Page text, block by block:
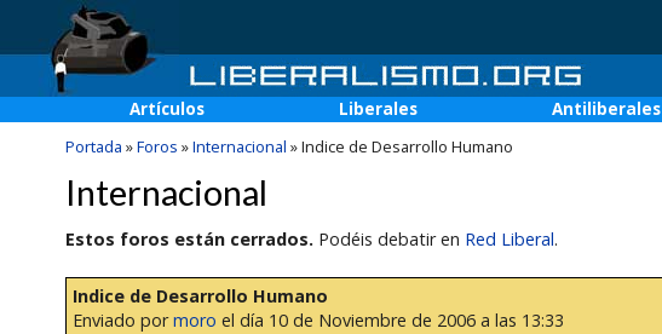
Artículos Liberales Antiliberales
Portada »Foros »Internacional »Indice de Desarrollo Humano
Internacional
Estos foros están cerrados. Podéis debatir en Red Liberal.
Indice de Desarrollo Humano
Enviado pormoro el día 10 de Noviembre de 2006 a las 13:33